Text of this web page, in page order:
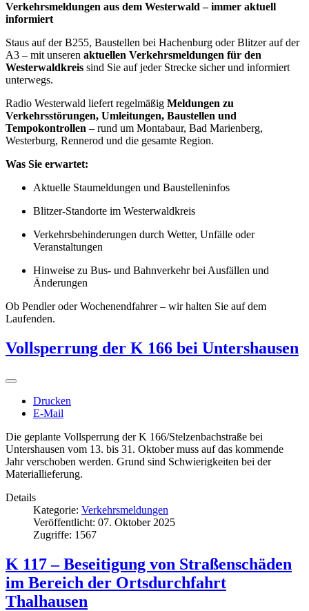
Verkehrsmeldungen aus dem Westerwald – immer aktuell
informiert
Staus auf der B255, Baustellen bei Hachenburg oder Blitzer auf der
A3 – mit unseren aktuellen Verkehrsmeldungen für den
Westerwaldkreis sind Sie auf jeder Strecke sicher und informiert
unterwegs.
Radio Westerwald liefert regelmäßig Meldungen zu
Verkehrsstörungen, Umleitungen, Baustellen und
Tempokontrollen – rund um Montabaur, Bad Marienberg,
Westerburg, Rennerod und die gesamte Region.
Was Sie erwartet:
Aktuelle Staumeldungen und Baustelleninfos
Blitzer-Standorte im Westerwaldkreis
Verkehrsbehinderungen durch Wetter, Unfälle oder
Veranstaltungen
Hinweise zu Bus- und Bahnverkehr bei Ausfällen und
Änderungen
Ob Pendler oder Wochenendfahrer – wir halten Sie auf dem
Laufenden.
Vollsperrung der K 166 bei Untershausen
Drucken
E-Mail
Die geplante Vollsperrung der K 166/Stelzenbachstraße bei
Untershausen vom 13. bis 31. Oktober muss auf das kommende
Jahr verschoben werden. Grund sind Schwierigkeiten bei der
Materiallieferung.
Details
Kategorie: Verkehrsmeldungen
Veröffentlicht: 07. Oktober 2025
Zugriffe: 1567
K 117 – Beseitigung von Straßenschäden
im Bereich der Ortsdurchfahrt
Thalhausen